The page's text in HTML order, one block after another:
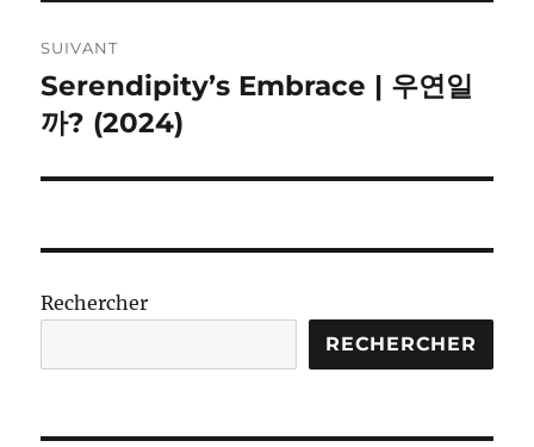
SUIVANT
Publication
suivante :
Serendipity’s Embrace | 우연일
까? (2024)
Rechercher
RECHERCHER